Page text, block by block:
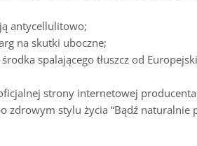
antycellulitowo;
na skutki uboczne;
spalającego tłuszcz od
strony internetowej producenta
zdrowym stylu życia “Bądź naturalnie